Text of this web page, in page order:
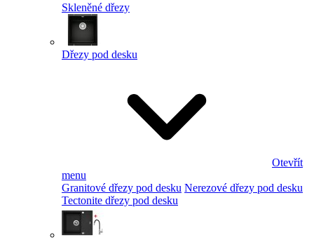
Skleněné dřezy
Dřezy pod desku
Otevřít
menu
Granitové dřezy pod desku Nerezové dřezy pod desku
Tectonite dřezy pod desku